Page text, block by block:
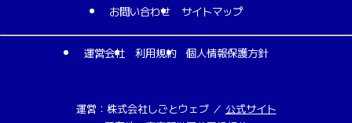
お問い合わせ サイトマップ
運営会社 利用規約 個人情報保護方針
運営：株式会社しごとウェブ ／ 公式サイト